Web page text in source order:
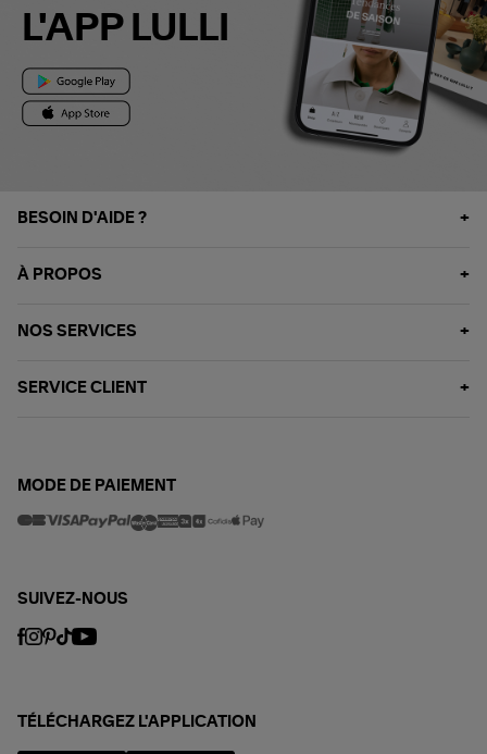
L'APP LULLI
BESOIN D'AIDE ?
À PROPOS
NOS SERVICES
SERVICE CLIENT
MODE DE PAIEMENT
SUIVEZ-NOUS
TÉLÉCHARGEZ L'APPLICATION